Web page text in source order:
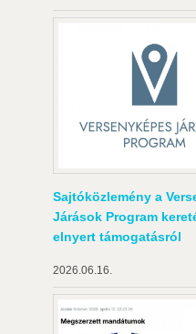
Sajtóközlemény a
Járások Program
elnyert támogatásról
2026.06.16.